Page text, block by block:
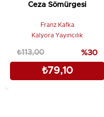
Ceza Sömürgesi
Franz Kafka
Kalyora Yayıncılık
₺79,10
₺113,00 %30